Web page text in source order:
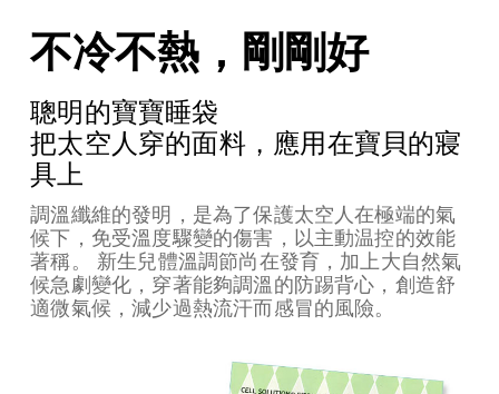
不冷不熱，剛剛好
聰明的寶寶睡袋
把太空人穿的面料，應用在寶貝的寢
具上
調溫纖維的發明，是為了保護太空人在極端的氣
候下，免受溫度驟變的傷害，以主動温控的效能
著稱。 新生兒體溫調節尚在發育，加上大自然氣
候急劇變化，穿著能夠調溫的防踢背心，創造舒
適微氣候，減少過熱流汗而感冒的風險。